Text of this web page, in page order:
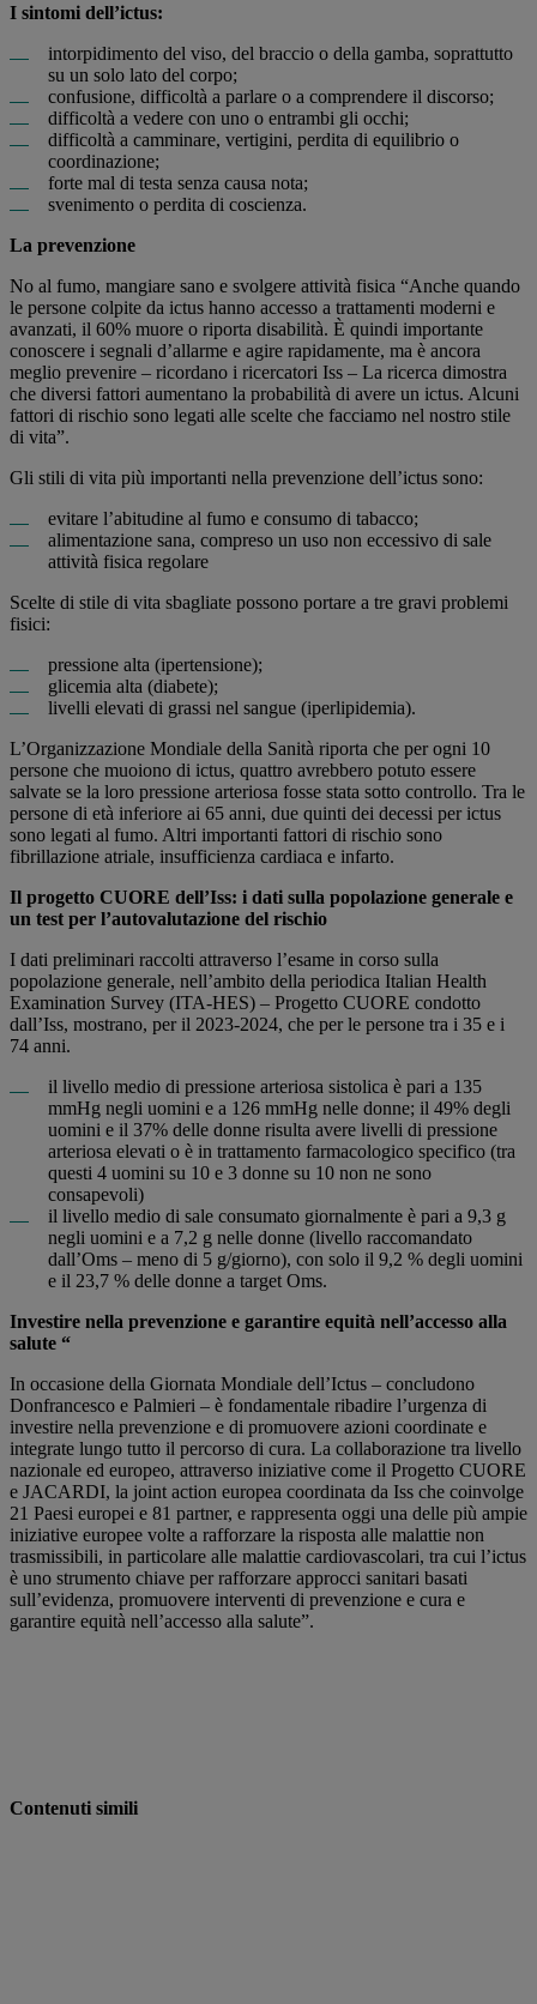
I sintomi dell’ictus:
intorpidimento del viso, del braccio o della gamba, soprattutto
su un solo lato del corpo;
confusione, difficoltà a parlare o a comprendere il discorso;
difficoltà a vedere con uno o entrambi gli occhi;
difficoltà a camminare, vertigini, perdita di equilibrio o
coordinazione;
forte mal di testa senza causa nota;
svenimento o perdita di coscienza.
La prevenzione
No al fumo, mangiare sano e svolgere attività fisica “Anche quando
le persone colpite da ictus hanno accesso a trattamenti moderni e
avanzati, il 60% muore o riporta disabilità. È quindi importante
conoscere i segnali d’allarme e agire rapidamente, ma è ancora
meglio prevenire – ricordano i ricercatori Iss – La ricerca dimostra
che diversi fattori aumentano la probabilità di avere un ictus. Alcuni
fattori di rischio sono legati alle scelte che facciamo nel nostro stile
di vita”.
Gli stili di vita più importanti nella prevenzione dell’ictus sono:
evitare l’abitudine al fumo e consumo di tabacco;
alimentazione sana, compreso un uso non eccessivo di sale
attività fisica regolare
Scelte di stile di vita sbagliate possono portare a tre gravi problemi
fisici:
pressione alta (ipertensione);
glicemia alta (diabete);
livelli elevati di grassi nel sangue (iperlipidemia).
L’Organizzazione Mondiale della Sanità riporta che per ogni 10
persone che muoiono di ictus, quattro avrebbero potuto essere
salvate se la loro pressione arteriosa fosse stata sotto controllo. Tra le
persone di età inferiore ai 65 anni, due quinti dei decessi per ictus
sono legati al fumo. Altri importanti fattori di rischio sono
fibrillazione atriale, insufficienza cardiaca e infarto.
Il progetto CUORE dell’Iss: i dati sulla popolazione generale e
un test per l’autovalutazione del rischio
I dati preliminari raccolti attraverso l’esame in corso sulla
popolazione generale, nell’ambito della periodica Italian Health
Examination Survey (ITA-HES) – Progetto CUORE condotto
dall’Iss, mostrano, per il 2023-2024, che per le persone tra i 35 e i
74 anni.
il livello medio di pressione arteriosa sistolica è pari a 135
mmHg negli uomini e a 126 mmHg nelle donne; il 49% degli
uomini e il 37% delle donne risulta avere livelli di pressione
arteriosa elevati o è in trattamento farmacologico specifico (tra
questi 4 uomini su 10 e 3 donne su 10 non ne sono
consapevoli)
il livello medio di sale consumato giornalmente è pari a 9,3 g
negli uomini e a 7,2 g nelle donne (livello raccomandato
dall’Oms – meno di 5 g/giorno), con solo il 9,2 % degli uomini
e il 23,7 % delle donne a target Oms.
Investire nella prevenzione e garantire equità nell’accesso alla
salute “
In occasione della Giornata Mondiale dell’Ictus – concludono
Donfrancesco e Palmieri – è fondamentale ribadire l’urgenza di
investire nella prevenzione e di promuovere azioni coordinate e
integrate lungo tutto il percorso di cura. La collaborazione tra livello
nazionale ed europeo, attraverso iniziative come il Progetto CUORE
e JACARDI, la joint action europea coordinata da Iss che coinvolge
21 Paesi europei e 81 partner, e rappresenta oggi una delle più ampie
iniziative europee volte a rafforzare la risposta alle malattie non
trasmissibili, in particolare alle malattie cardiovascolari, tra cui l’ictus
è uno strumento chiave per rafforzare approcci sanitari basati
sull’evidenza, promuovere interventi di prevenzione e cura e
garantire equità nell’accesso alla salute”.
Contenuti simili